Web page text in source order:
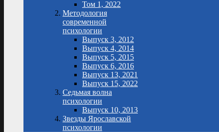
Том 1, 2022
Методология
современной
психологии
Выпуск 3, 2012
Выпуск 4, 2014
Выпуск 5, 2015
Выпуск 6, 2016
Выпуск 13, 2021
Выпуск 15, 2022
Седьмая волна
психологии
Выпуск 10, 2013
Звезды Ярославской
психологии